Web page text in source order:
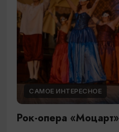
САМОЕ ИНТЕРЕСНОЕ
Рок-опера «Моцарт»